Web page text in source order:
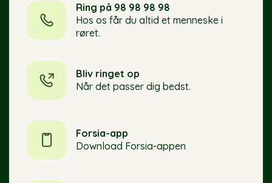
Ring på 98 98 98 98
Hos os får du altid et menneske i
røret.
Bliv ringet op
Når det passer dig bedst.
Forsia-app
Download Forsia-appen